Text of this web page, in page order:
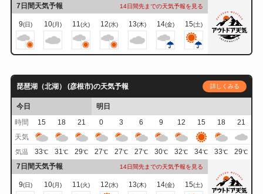
7日間天気予報 14日間先までの天気予報を見る
9(日) 10(月) 11(火) 12(水) 13(木) 14(金) 15(土)
琵琶湖（北湖） (彦根市)の天気予報 詳しくみる
今日
明日
時間
15 18 21 0 3 6 9 12 15 18
21
天気
気温 33℃ 31℃ 29℃ 27℃ 27℃ 27℃ 30℃ 32℃ 34℃ 33℃ 29℃
7日間天気予報 14日間先までの天気予報を見る
9(日) 10(月) 11 (火) 12(水) 13(木) 14(金) 15(土)